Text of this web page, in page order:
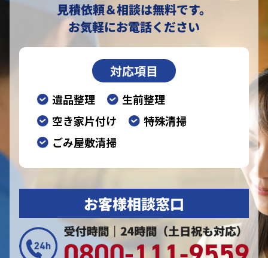
見積依頼＆相談は無料です。
お気軽にお電話ください
対応項目
遺品整理
生前整理
空き家片付け
特殊清掃
ごみ屋敷清掃
お客様相談窓口